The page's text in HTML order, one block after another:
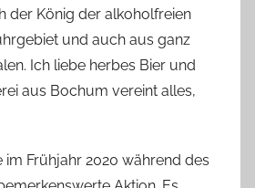
der König der alkoholfreien
und auch aus ganz
Ich liebe herbes Bier und
aus Bochum vereint alles,
im Frühjahr 2020 während des